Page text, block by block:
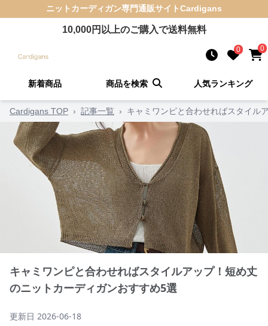
ニットカーディガン専門通販サイトCardigans
10,000円以上のご購入で送料無料
0 0
新着商品 商品を検索 人気ランキング
Cardigans TOP › 記事一覧 › キャミワンピと合わせればスタイル
キャミワンピと合わせればスタイルアップ！短め丈
のニットカーディガンおすすめ5選
更新日 2026-06-18